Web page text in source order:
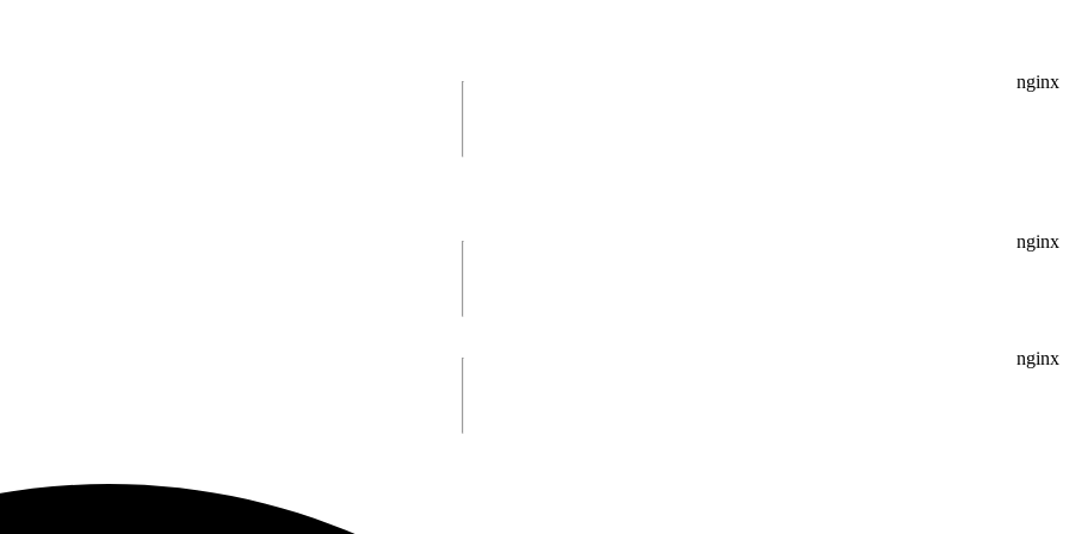
nginx
nginx
nginx